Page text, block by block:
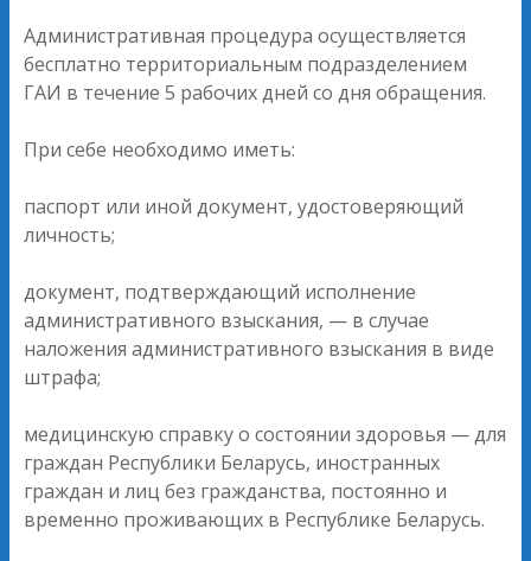
Административная процедура осуществляется
бесплатно территориальным подразделением
ГАИ в течение 5 рабочих дней со дня обращения.
При себе необходимо иметь:
паспорт или иной документ, удостоверяющий
личность;
документ, подтверждающий исполнение
административного взыскания, — в случае
наложения административного взыскания в виде
штрафа;
медицинскую справку о состоянии здоровья — для
граждан Республики Беларусь, иностранных
граждан и лиц без гражданства, постоянно и
временно проживающих в Республике Беларусь.